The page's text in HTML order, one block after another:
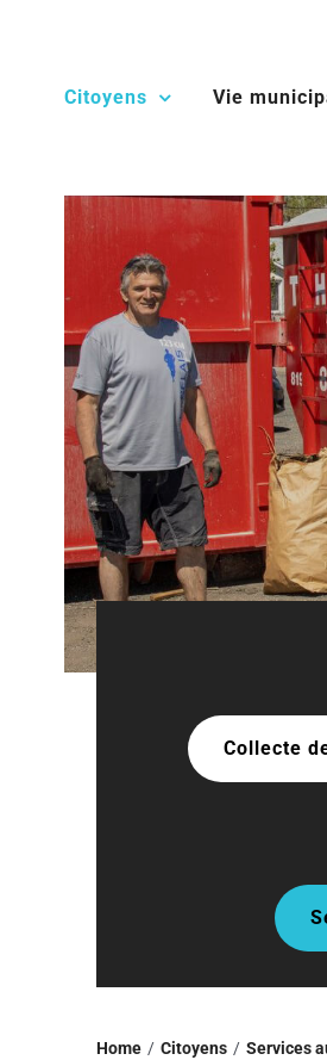
contentCitoyens Vie
Collecte
Home Citoyens Services